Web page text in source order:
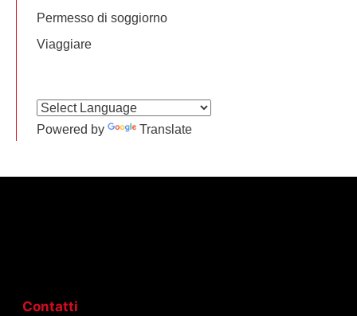
Permesso di soggiorno
Viaggiare
Powered by Translate
Contatti